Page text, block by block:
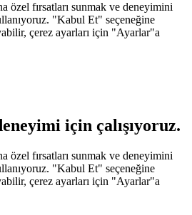
özel fırsatları sunmak ve deneyimini
"Kabul Et" seçeneğine
çerez ayarları için "Ayarlar"a
için çalışıyoruz.
özel fırsatları sunmak ve deneyimini
"Kabul Et" seçeneğine
çerez ayarları için "Ayarlar"a